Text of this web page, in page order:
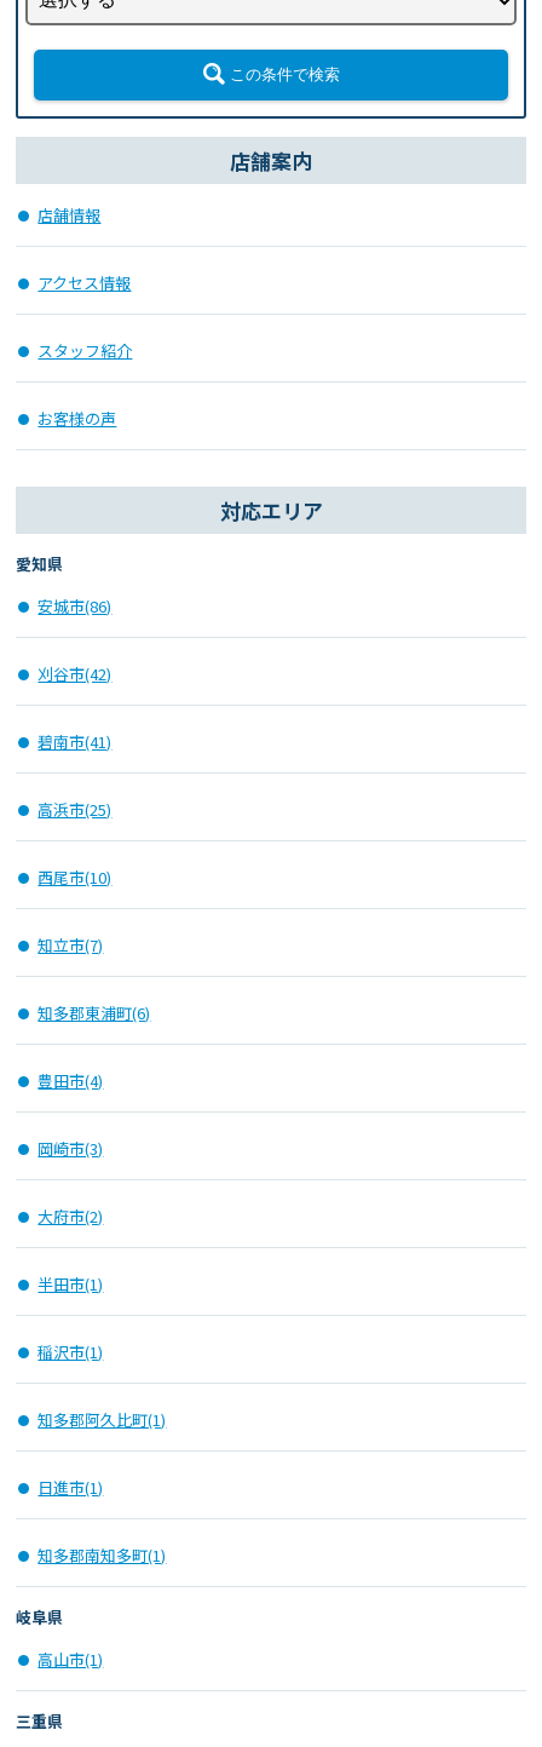
この条件で検索
店舗案内
店舗情報
アクセス情報
スタッフ紹介
お客様の声
対応エリア
愛知県
安城市(86)
刈谷市(42)
碧南市(41)
高浜市(25)
西尾市(10)
知立市(7)
知多郡東浦町(6)
豊田市(4)
岡崎市(3)
大府市(2)
半田市(1)
稲沢市(1)
知多郡阿久比町(1)
日進市(1)
知多郡南知多町(1)
岐阜県
高山市(1)
三重県